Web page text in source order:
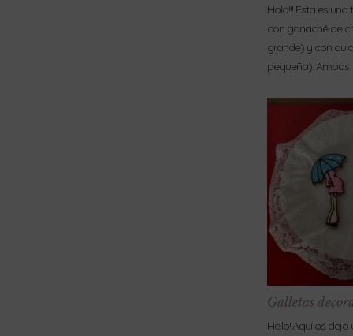
Hola!!! Esta es
con ganaché de
grande) y con
pequeña). Ambas
Galletas
Hello!!Aquí os